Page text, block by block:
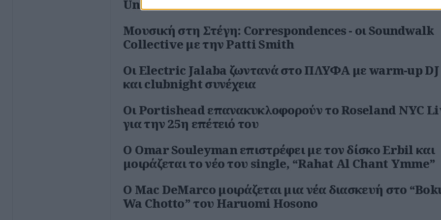
Undone”
Μουσική στη Στέγη: Correspondences - οι Soundwalk
Collective με την Patti Smith
Οι Electric Jalaba ζωντανά στο ΠΛΥΦΑ με warm-up
και clubnight συνέχεια
Οι Portishead επανακυκλοφορούν το Roseland NYC
για την 25η επέτειό του
Ο Omar Souleyman επιστρέφει με τον δίσκο Erbil και
μοιράζεται το νέο του single, “Rahat Al Chant Ymme”
Ο Mac DeMarco μοιράζεται μια νέα διασκευή στο
Wa Chotto” του Haruomi Hosono